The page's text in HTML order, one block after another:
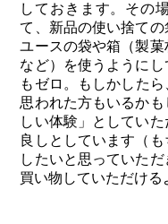
しておきます。その
て、新品の使い捨て
ユースの袋や箱（製
など）を使うように
もゼロ。もしかした
思われた方もいるか
しい体験」としてい
良しとしています（
したいと思っていた
買い物していただける